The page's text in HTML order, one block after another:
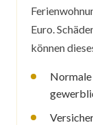
Euro.
können